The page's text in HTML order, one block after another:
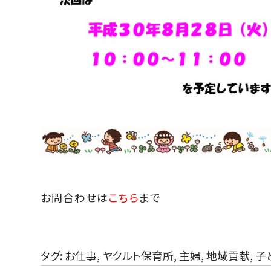
お問合わせはこちらまで
タグ: お仕事, ヤクルト保育所, 主婦,地域貢献, 子